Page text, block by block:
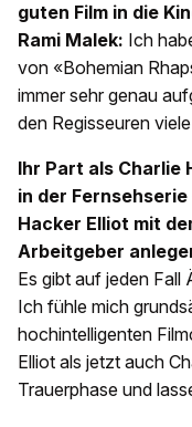
guten Film in die
Rami Malek: Ich
von «Bohemian
immer sehr genau
den Regisseuren
Ihr Part als Charlie
in der
Hacker Elliot mit
Arbeitgeber
Es gibt auf jeden Fall
Ich fühle mich
hochintelligenten
Elliot als jetzt auch
Trauerphase und